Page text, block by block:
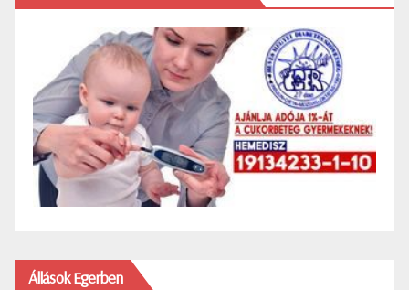
Állások Egerben